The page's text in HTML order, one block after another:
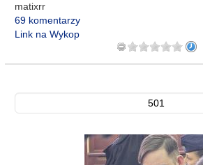
matixrr
69 komentarzy
Link na Wykop
501